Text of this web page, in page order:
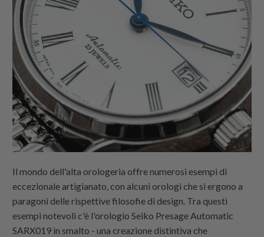
Il mondo dell'alta orologeria offre numerosi esempi di
eccezionale artigianato, con alcuni orologi che si ergono a
paragoni delle rispettive filosofie di design. Tra questi
esempi notevoli c'è l'orologio Seiko Presage Automatic
SARX019 in smalto - una creazione distintiva che